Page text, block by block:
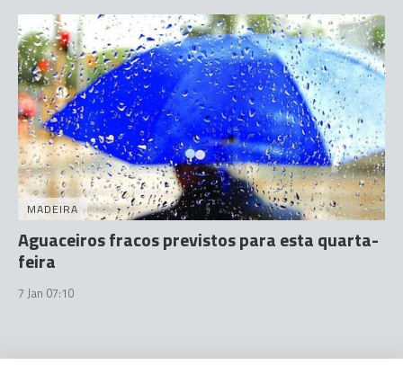
MADEIRA
Aguaceiros fracos previstos para esta quarta-
feira
7 Jan 07:10